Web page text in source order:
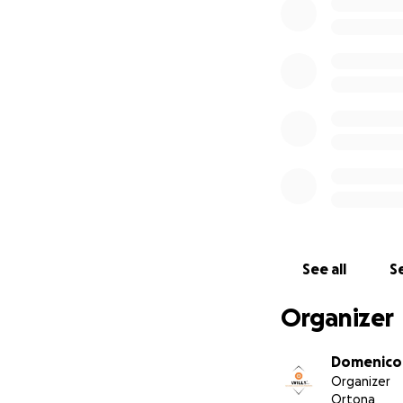
L'ASSOCIAZIONE
See all
Organizer
Organizer
Ortona